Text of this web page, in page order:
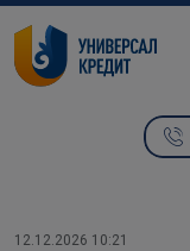
12.12.2026 10:21